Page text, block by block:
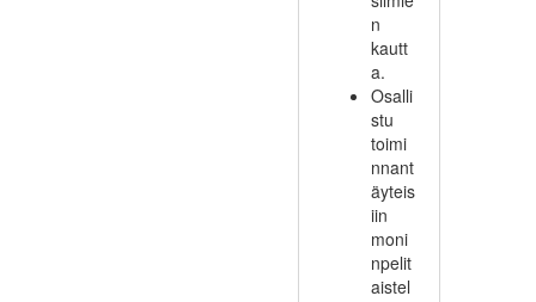
n
kautt
a.
Osalli
stu
toimi
nnant
äyteis
iin
moni
npelit
aistel